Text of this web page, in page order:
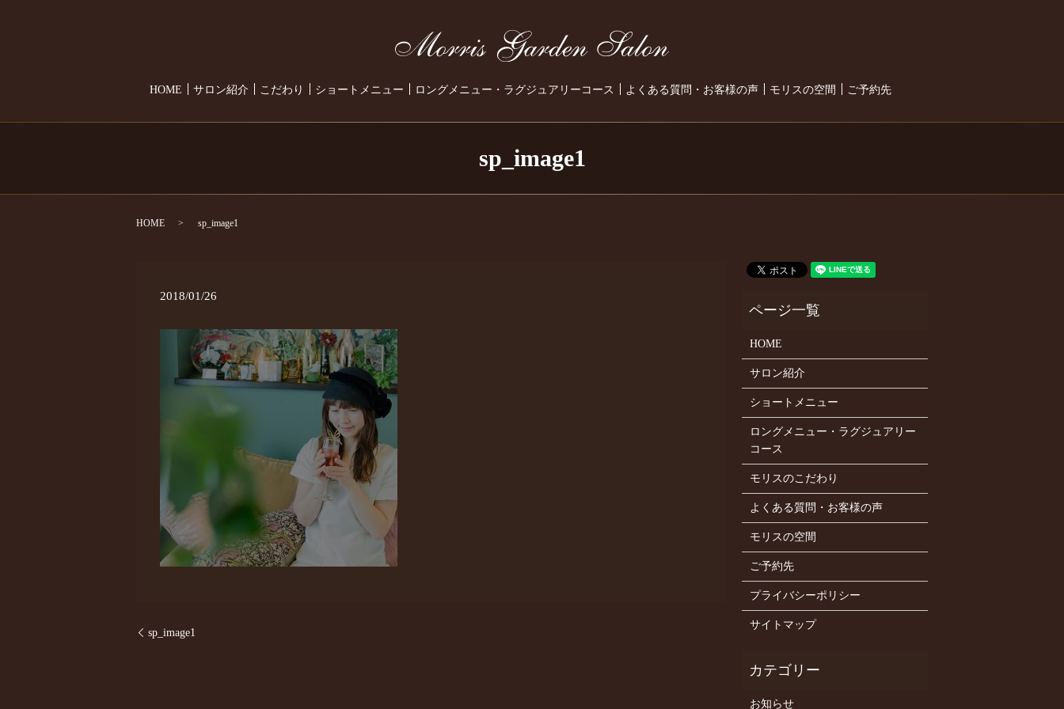
HOME サロン紹介 こだわり ショートメニュー ロングメニュー・ラグジュアリーコース よくある質問・お客様の声 モリスの空間 ご予約先
sp_image1
HOME sp_image1
2018/01/26
sp_image1
HOME
サロン紹介
ショートメニュー
ロングメニュー・ラグジュアリー
コース
モリスのこだわり
よくある質問・お客様の声
モリスの空間
ご予約先
プライバシーポリシー
サイトマップ
お知らせ